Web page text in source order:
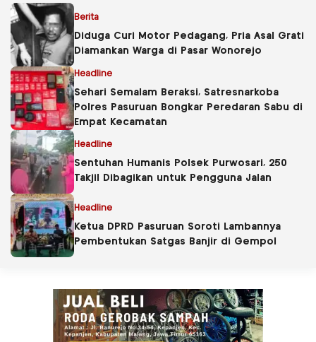
Berita
Diduga Curi Motor Pedagang, Pria Asal Grati
Diamankan Warga di Pasar Wonorejo
Headline
Sehari Semalam Beraksi, Satresnarkoba
Polres Pasuruan Bongkar Peredaran Sabu di
Empat Kecamatan
Headline
Sentuhan Humanis Polsek Purwosari, 250
Takjil Dibagikan untuk Pengguna Jalan
Headline
Ketua DPRD Pasuruan Soroti Lambannya
Pembentukan Satgas Banjir di Gempol